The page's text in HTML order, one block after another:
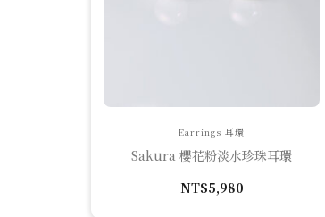
Earrings 耳環
Sakura 櫻花粉淡水珍珠耳環
NT$5,980